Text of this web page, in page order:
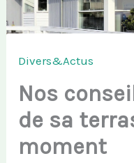
Divers&Actus
Nos
de sa
moment